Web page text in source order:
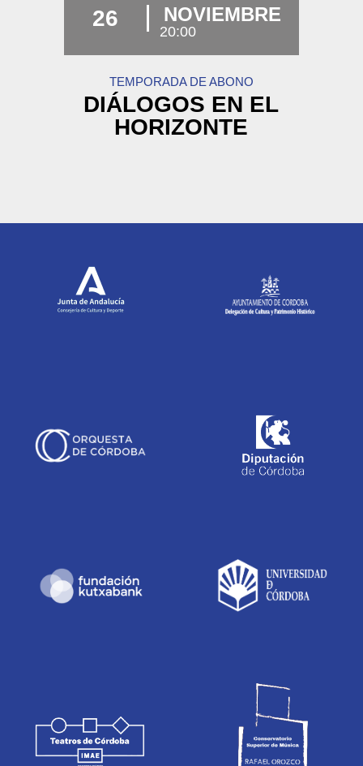
26 NOVIEMBRE
20:00
TEMPORADA DE ABONO
DIÁLOGOS EN EL
HORIZONTE